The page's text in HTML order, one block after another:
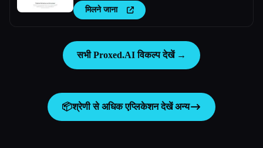
मिलने जाना
सभी Proxed.AI विकल्प देखें →
📦श्रेणी से अधिक एप्लिकेशन देखेंअन्य